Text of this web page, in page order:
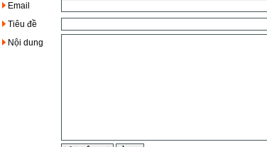
Email
Tiêu đề
Nội dung